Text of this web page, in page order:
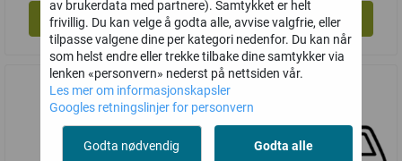
Kjøp Kjøp
Nyhet
av brukerdata med partnere). Samtykket er helt
frivillig. Du kan velge å godta alle, avvise valgfrie, eller
tilpasse valgene dine per kategori nedenfor. Du kan når
som helst endre eller trekke tilbake dine samtykker via
lenken «personvern» nederst på nettsiden vår.
Les mer om informasjonskapsler
Googles retningslinjer for personvern
Godta nødvendig Godta alle